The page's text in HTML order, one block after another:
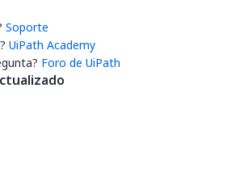
Soporte
UiPath Academy
Foro de UiPath